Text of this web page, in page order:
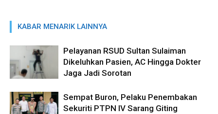
KABAR MENARIK LAINNYA
Pelayanan RSUD Sultan Sulaiman
Dikeluhkan Pasien, AC Hingga Dokter
Jaga Jadi Sorotan
Sempat Buron, Pelaku Penembakan
Sekuriti PTPN IV Sarang Giting